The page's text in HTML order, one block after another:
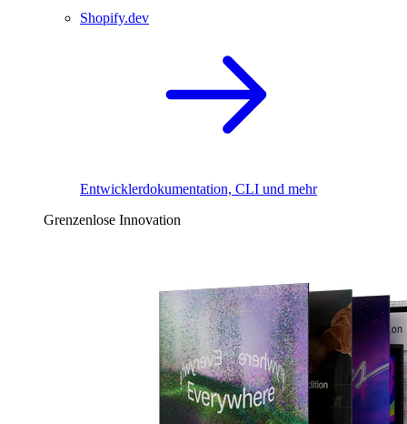
Shopify.dev
Entwicklerdokumentation, CLI und mehr
Grenzenlose Innovation